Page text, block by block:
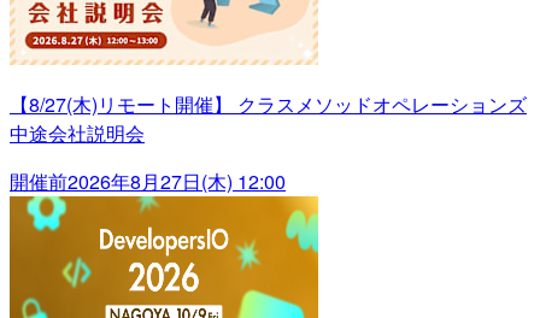
【8/27(木)リモート開催】 クラスメソッドオペレーションズ
中途会社説明会
開催前2026年8月27日(木) 12:00